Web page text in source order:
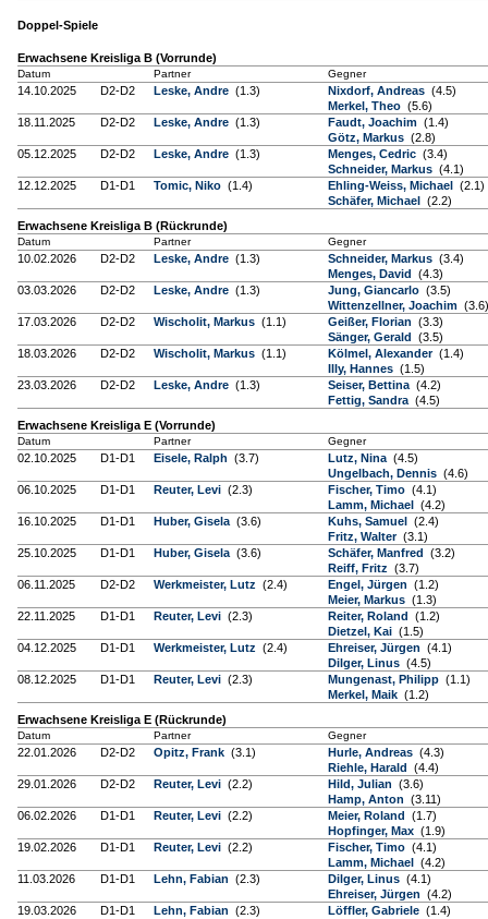
Doppel-Spiele
Erwachsene Kreisliga B (Vorrunde)
Datum Partner Gegner
14.10.2025 D2-D2 Leske, Andre (1.3) Nixdorf, Andreas (4.5)
Merkel, Theo (5.6)
18.11.2025
D2-D2 Leske, Andre (1.3) Faudt, Joachim (1.4)
Götz, Markus (2.8)
05.12.2025
D2-D2 Leske, Andre (1.3) Menges, Cedric (3.4)
Schneider, Markus (4.1)
12.12.2025
D1-D1 Tomic, Niko (1.4) Ehling-Weiss, Michael (2.1)
Schäfer, Michael (2.2)
Erwachsene Kreisliga B (Rückrunde)
Datum Partner Gegner
10.02.2026 D2-D2 Leske, Andre (1.3) Schneider, Markus (3.4)
Menges, David (4.3)
03.03.2026
D2-D2 Leske, Andre (1.3) Jung, Giancarlo (3.5)
Wittenzellner, Joachim (3.6)
17.03.2026
D2-D2 Wischolit, Markus (1.1) Geißer, Florian (3.3)
Sänger, Gerald (3.5)
18.03.2026
D2-D2 Wischolit, Markus (1.1) Kölmel, Alexander (1.4)
Illy, Hannes (1.5)
23.03.2026
D2-D2 Leske, Andre (1.3) Seiser, Bettina (4.2)
Fettig, Sandra (4.5)
Erwachsene Kreisliga E (Vorrunde)
Datum Partner Gegner
02.10.2025 D1-D1 Eisele, Ralph (3.7) Lutz, Nina (4.5)
Ungelbach, Dennis (4.6)
06.10.2025
D1-D1 Reuter, Levi (2.3) Fischer, Timo (4.1)
Lamm, Michael (4.2)
16.10.2025
D1-D1 Huber, Gisela (3.6) Kuhs, Samuel (2.4)
Fritz, Walter (3.1)
25.10.2025
D1-D1 Huber, Gisela (3.6) Schäfer, Manfred (3.2)
Reiff, Fritz (3.7)
06.11.2025
D2-D2 Werkmeister, Lutz (2.4) Engel, Jürgen (1.2)
Meier, Markus (1.3)
22.11.2025
D1-D1 Reuter, Levi (2.3) Reiter, Roland (1.2)
Dietzel, Kai (1.5)
04.12.2025
D1-D1 Werkmeister, Lutz (2.4) Ehreiser, Jürgen (4.1)
Dilger, Linus (4.5)
08.12.2025
D1-D1 Reuter, Levi (2.3) Mungenast, Philipp (1.1)
Merkel, Maik (1.2)
Erwachsene Kreisliga E (Rückrunde)
Datum Partner Gegner
22.01.2026 D2-D2 Opitz, Frank (3.1) Hurle, Andreas (4.3)
Riehle, Harald (4.4)
29.01.2026
D2-D2 Reuter, Levi (2.2) Hild, Julian (3.6)
Hamp, Anton (3.11)
06.02.2026
D1-D1 Reuter, Levi (2.2) Meier, Roland (1.7)
Hopfinger, Max (1.9)
19.02.2026
D1-D1 Reuter, Levi (2.2) Fischer, Timo (4.1)
Lamm, Michael (4.2)
11.03.2026
D1-D1 Lehn, Fabian (2.3) Dilger, Linus (4.1)
Ehreiser, Jürgen (4.2)
19.03.2026
D1-D1 Lehn, Fabian (2.3) Löffler, Gabriele (1.4)